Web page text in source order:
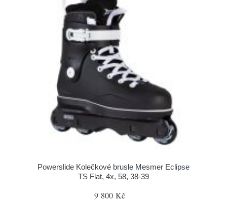
Powerslide Kolečkové brusle Mesmer Eclipse
TS Flat, 4x, 58, 38-39
9 800 Kč